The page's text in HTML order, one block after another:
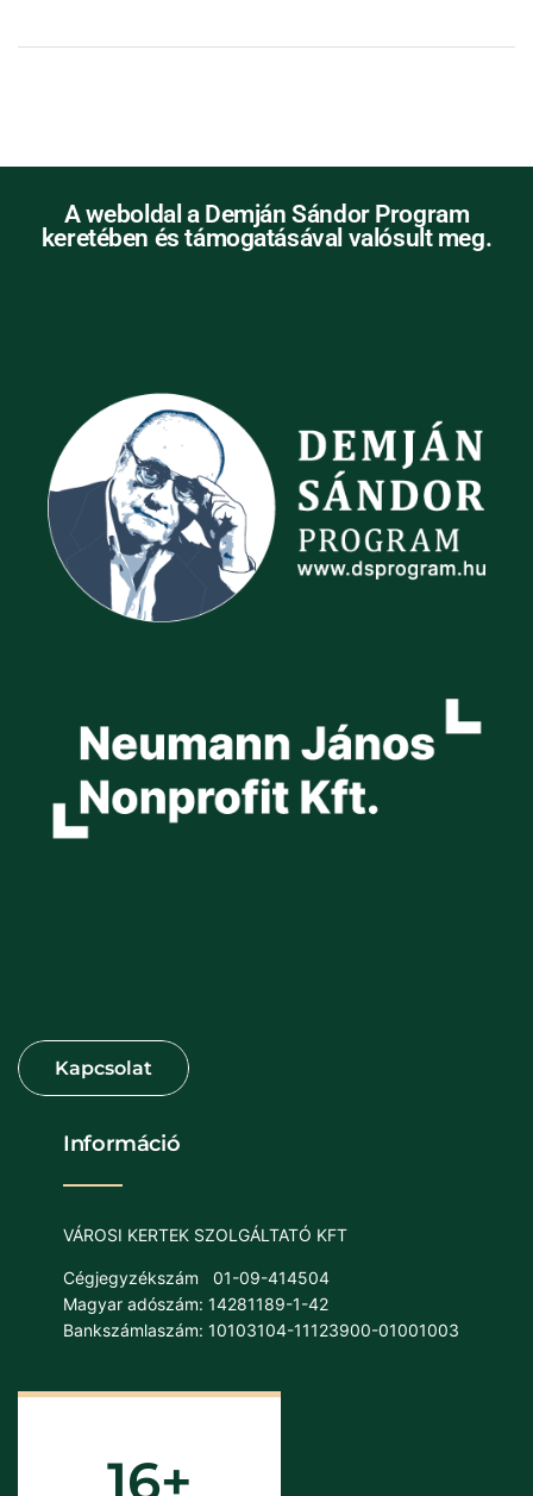
A weboldal a Demján Sándor Program
keretében és támogatásával valósult meg.
Információ
VÁROSI KERTEK SZOLGÁLTATÓ KFT
Cégjegyzékszám
01-09-414504
Magyar adószám: 14281189-1-42
Bankszámlaszám: 10103104-11123900-01001003
16